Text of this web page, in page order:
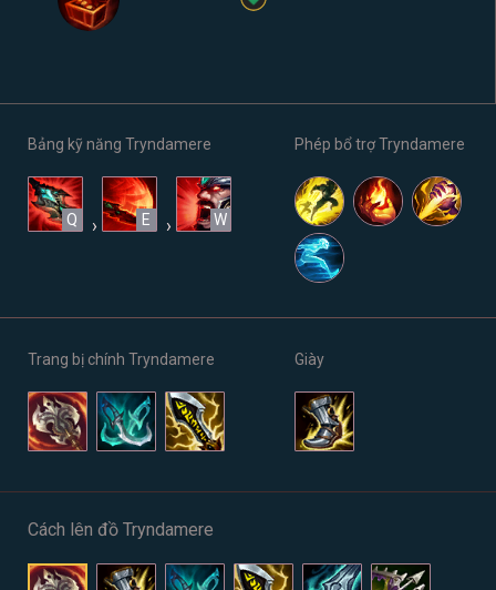
Bảng kỹ năng Tryndamere
Q › E › W
Phép bổ trợ Tryndamere
Trang bị chính Tryndamere Giày
Cách lên đồ Tryndamere